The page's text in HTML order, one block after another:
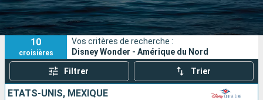
Ports Compagnies
Rechercher
10
croisières
Vos critères de recherche :
Disney Wonder - Amérique du Nord
Filtrer Trier
ÉTATS-UNIS, MEXIQUE